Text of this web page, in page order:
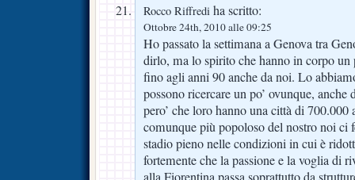
Rocco Riffredi ha scritto:
Ottobre 24th, 2010 alle 09:25
Ho passato la settimana a Genova tra
dirlo, ma lo spirito che hanno in corpo un
fino agli anni 90 anche da noi. Lo
possono ricercare un po’ ovunque, anche
pero’ che loro hanno una città di 700.000
comunque più popoloso del nostro noi ci
stadio pieno nelle condizioni in cui è
fortemente che la passione e la voglia di
alla Fiorentina passa soprattutto da